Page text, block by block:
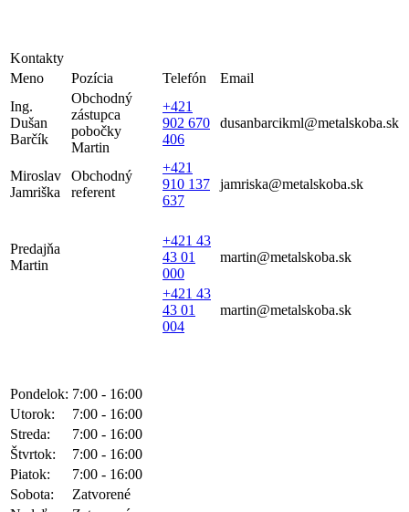
Kontakty
Meno
Pozícia Telefón
Email
Ing.
Dušan
Barčík
Obchodný
zástupca
pobočky
Martin
+421
902 670
406
dusanbarcikml@metalskoba.sk
Miroslav
Jamriška
Obchodný
referent
+421
910 137
637
jamriska@metalskoba.sk
Predajňa
Martin
+421 43
43 01
000
martin@metalskoba.sk
+421 43
43 01
004
martin@metalskoba.sk
Pondelok: 7:00 - 16:00
Utorok:
7:00 - 16:00
Streda:
7:00 - 16:00
Štvrtok:
7:00 - 16:00
Piatok:
7:00 - 16:00
Sobota:
Zatvorené